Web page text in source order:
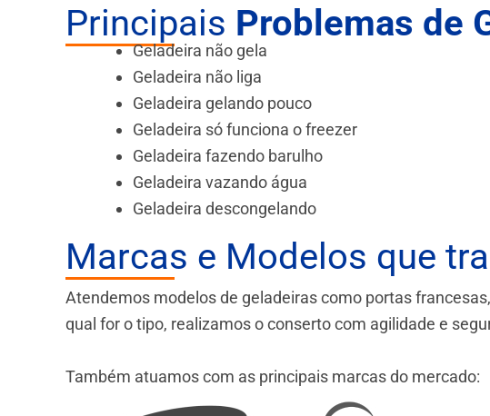
Principais Problemas de
Geladeira não gela
Geladeira não liga
Geladeira gelando pouco
Geladeira só funciona o freezer
Geladeira fazendo barulho
Geladeira vazando água
Geladeira descongelando
Marcas e Modelos que
Atendemos modelos de geladeiras como portas
qual for o tipo, realizamos o conserto com agilidade e
Também atuamos com as principais marcas do mercado: